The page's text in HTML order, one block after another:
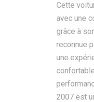
Cette
avec une
grâce à
reconnue
une
2007 est